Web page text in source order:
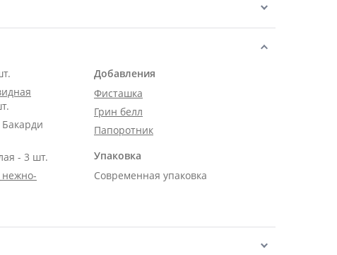
- 3 шт.
нежно-
Добавления
Фисташка
Грин белл
Папоротник
Упаковка
Современная упаковка